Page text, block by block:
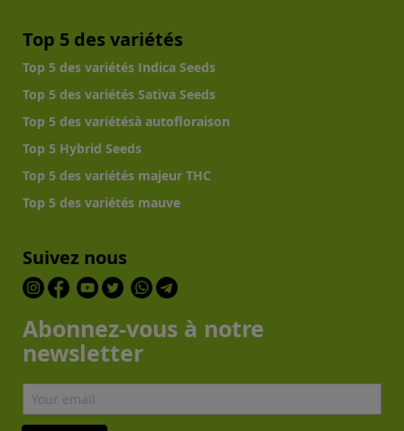
Top 5 des variétés
Top 5 des variétés Indica Seeds
Top 5 des variétés Sativa Seeds
Top 5 des variétésà autofloraison
Top 5 Hybrid Seeds
Top 5 des variétés majeur THC
Top 5 des variétés mauve
Suivez nous
Abonnez-vous à notre
newsletter